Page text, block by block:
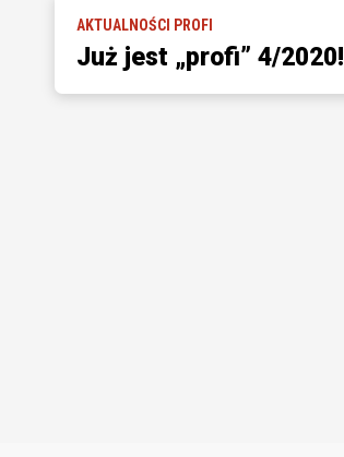
AKTUALNOŚCI PROFI
Już jest „profi” 4/2020!